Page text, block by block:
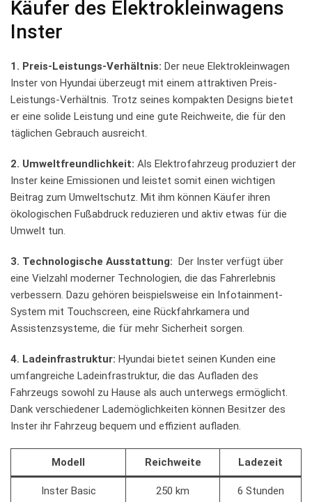
Käufer des ‌Elektrokleinwagens⁣
Inster
1. Preis-Leistungs-Verhältnis: Der ⁣neue‍ Elektrokleinwagen‍
Inster von Hyundai überzeugt mit einem attraktiven Preis-
Leistungs-Verhältnis. Trotz seines⁤ kompakten Designs bietet
er eine solide‍ Leistung und eine gute Reichweite, die für den
täglichen ‍Gebrauch⁣ ausreicht.
2. ⁣Umweltfreundlichkeit: ‍Als ​Elektrofahrzeug produziert der
Inster keine ‌Emissionen⁣ und leistet ‌somit einen wichtigen
Beitrag zum Umweltschutz. ⁢Mit ihm können Käufer ihren
ökologischen Fußabdruck reduzieren und aktiv⁢ etwas für die
Umwelt ⁣tun.
3. Technologische‍ Ausstattung: ⁣ Der Inster ⁤verfügt über​
eine Vielzahl moderner Technologien,⁤ die das Fahrerlebnis
verbessern. Dazu ​gehören beispielsweise ⁢ein ‍Infotainment-
System mit Touchscreen, eine Rückfahrkamera und
Assistenzsysteme, die ‍für⁣ mehr Sicherheit sorgen.
4. Ladeinfrastruktur: ⁣Hyundai bietet seinen Kunden eine
umfangreiche Ladeinfrastruktur, die⁣ das⁣ Aufladen des
Fahrzeugs sowohl zu Hause ‍als auch unterwegs ⁤ermöglicht.
Dank verschiedener ⁤Lademöglichkeiten können‌ Besitzer des⁤
Inster‌ ihr ⁢Fahrzeug ‍bequem und effizient ⁣aufladen.
Modell Reichweite Ladezeit
Inster ‍Basic 250‌ km 6 Stunden